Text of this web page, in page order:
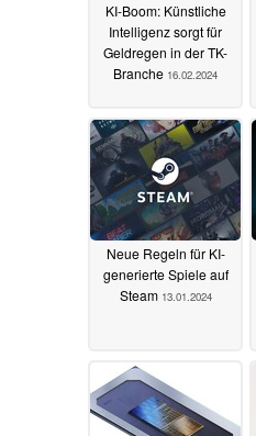
KI-Boom: Künstliche
Intelligenz sorgt für
Geldregen in der TK-
Branche 16.02.2024
Neue Regeln für KI-
generierte Spiele auf
Steam 13.01.2024